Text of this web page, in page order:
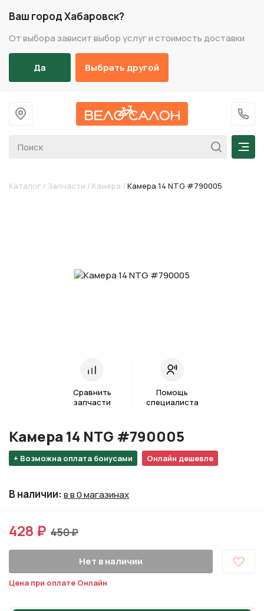
Ваш город Хабаровск?
От выбора зависит выбор услуг и стоимость доставки
Да Выбрать другой
На главную
+7
Каталог / Запчасти / Камера / Камера 14 NTG #790005
Сравнить
запчасти
Помощь
специалиста
+ Возможна оплата бонусами Онлайн дешевле
Камера 14 NTG #790005
В наличии:в в 0 магазинах
428 ₽ 450 ₽
Нет в наличии
Цена при оплате Онлайн